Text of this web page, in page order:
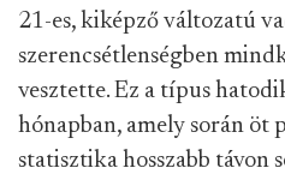
21-es, kiképző változatú
szerencsétlenségben
vesztette. Ez a típus
hónapban, amely során öt
statisztika hosszabb távon